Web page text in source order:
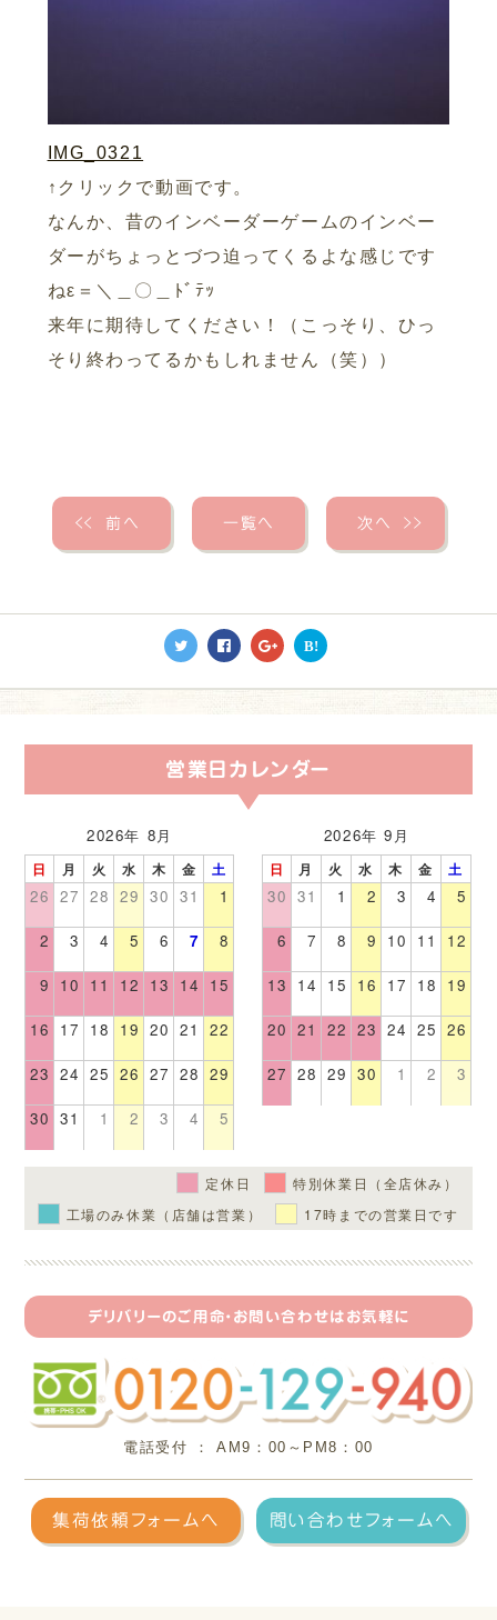
IMG_0321
↑クリックで動画です。
なんか、昔のインベーダーゲームのインベー
ダーがちょっとづつ迫ってくるよな感じです
ねε＝＼＿〇＿ﾄﾞﾃｯ
来年に期待してください！（こっそり、ひっ
そり終わってるかもしれません（笑））
＜＜ 前へ 一覧へ 次へ ＞＞
営業日カレンダー
2026年 8月
日 月 火 水 木 金 土
26 27 28 29 30 31 1
2 3 4 5 6 7 8
9 10 11 12 13 14 15
16 17 18 19 20 21 22
23 24 25 26 27 28 29
30 31 1 2 3 4 5
2026年 9月
日 月 火 水 木 金 土
30 31 1 2 3 4 5
6 7 8 9 10 11 12
13 14 15 16 17 18 19
20 21 22 23 24 25 26
27 28 29 30 1 2 3
定休日
特別休業日（全店休み）
工場のみ休業（店舗は営業）
17時までの営業日です
デリバリーのご用命・お問い合わせはお気軽に
電話受付 ： AM9：00～PM8：00
集荷依頼フォームへ 問い合わせフォームへ
B!